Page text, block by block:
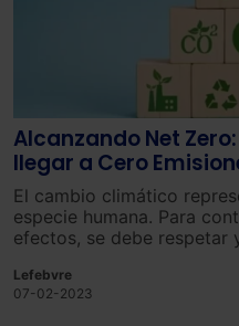
Alcanzando Net
llegar a Cero
El cambio climático
especie humana. Para
efectos, se debe respetar
emisiones contaminantes.
Lefebvre
07-02-2023